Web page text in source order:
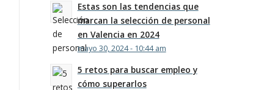
Estas son las tendencias que
marcan la selección de personal
en Valencia en 2024
mayo 30, 2024 - 10:44 am
5 retos para buscar empleo y
cómo superarlos